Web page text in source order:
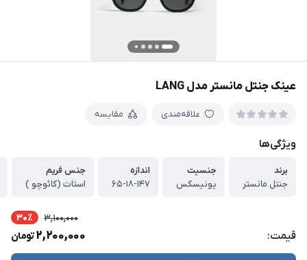
عینک جنتل مانستر مدل LANG
علاقه‌مندی مقایسه
ویژگی‌ها
برند
جنتل مانستر
جنسیت
یونیسکس
اندازه
۶۵-۱۸-۱۴۷
جنس فریم
استات (کائوچو )
قیمت:
3,100,000 30٪
2,200,000تومان